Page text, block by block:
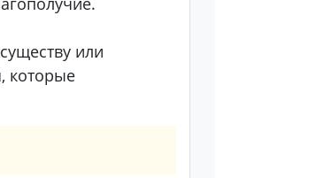
или
которые